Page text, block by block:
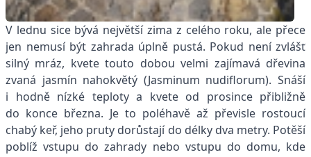
V lednu sice bývá největší zima z celého roku, ale přece
jen nemusí být zahrada úplně pustá. Pokud není zvlášť
silný mráz, kvete touto dobou velmi zajímavá dřevina
zvaná jasmín nahokvětý (Jasminum nudiflorum). Snáší
i hodně nízké teploty a kvete od prosince přibližně
do konce března. Je to poléhavě až převisle rostoucí
chabý keř, jeho pruty dorůstají do délky dva metry. Potěší
poblíž vstupu do zahrady nebo vstupu do domu, kde